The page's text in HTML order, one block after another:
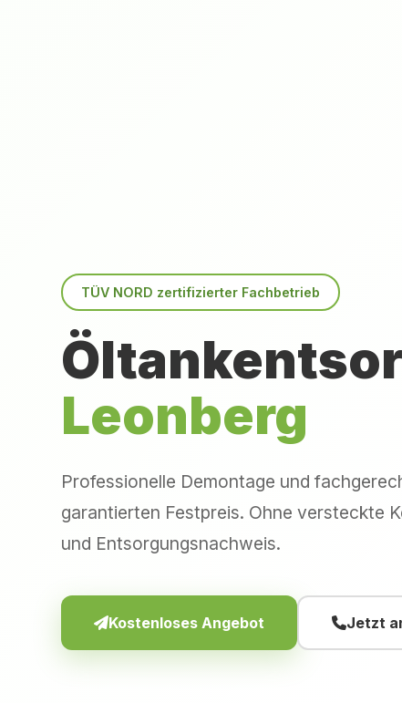
TÜV NORD zertifizierter Fachbetrieb
Leonberg
Professionelle Demontage und
garantierten Festpreis. Ohne versteckte
und Entsorgungsnachweis.
Kostenloses Angebot Jetzt